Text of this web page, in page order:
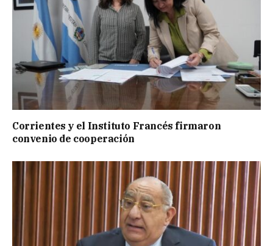
Corrientes y el Instituto Francés firmaron
convenio de cooperación